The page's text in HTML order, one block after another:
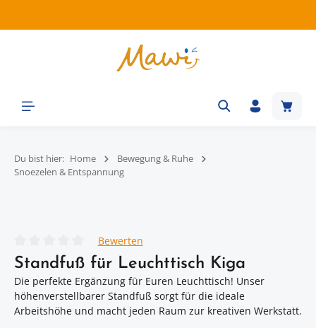
Du bist hier: Home
Bewegung & Ruhe
Snoezelen & Entspannung
Durchschnittliche Bewertung von 0 von 5 Sternen
Bewerten
Standfuß für Leuchttisch Kiga
Die perfekte Ergänzung für Euren Leuchttisch! Unser
höhenverstellbarer Standfuß sorgt für die ideale
Arbeitshöhe und macht jeden Raum zur kreativen Werkstatt.